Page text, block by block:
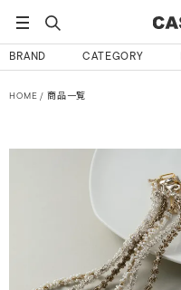
BRAND CATEGORY
HOME 商品一覧